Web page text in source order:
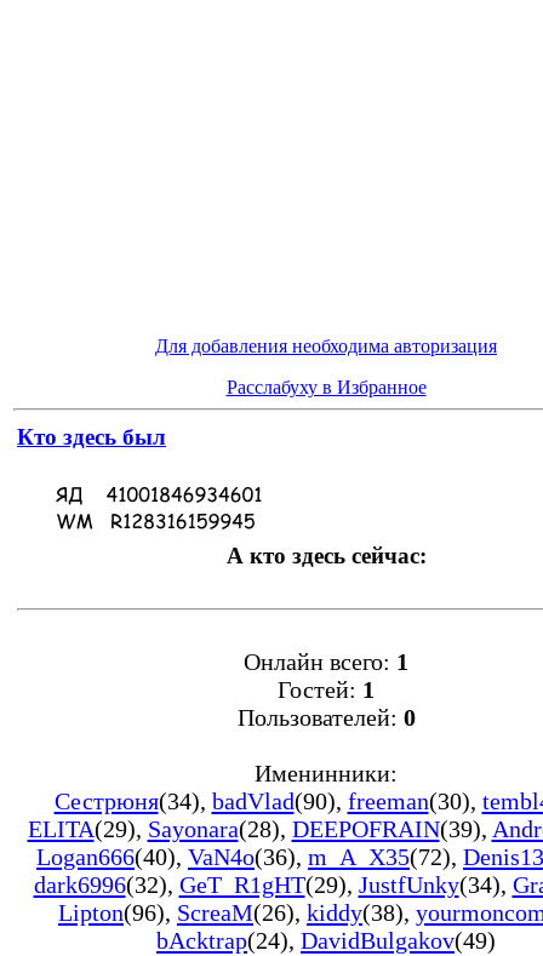
Для добавления необходима авторизация
Расслабуху в Избранное
Кто здесь был
А кто здесь сейчас:
Онлайн всего: 1
Гостей: 1
Пользователей: 0
Именинники:
Сестрюня(34), badVlad(90), freeman(30),
ELITA(29), Sayonara(28), DEEPOFRAIN(39),
Logan666(40), VaN4o(36), m_A_X35(72),
dark6996(32), GeT_R1gHT(29), JustfUnky(34),
Lipton(96), ScreaM(26), kiddy(38),
bAcktrap(24), DavidBulgakov(49)